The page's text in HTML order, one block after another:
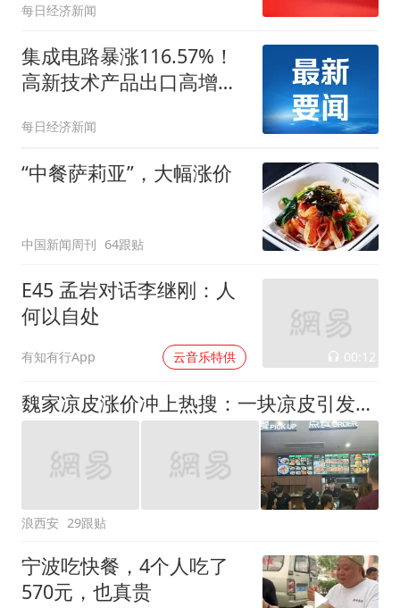
每日经济新闻
集成电路暴涨116.57%！
高新技术产品出口高增，
每日经济新闻
“中餐萨莉亚”，大幅涨价
中国新闻周刊 64跟贴
E45 孟岩对话李继刚：人
何以自处
有知有行App 云音乐特供 00:12
魏家凉皮涨价冲上热搜：一块凉皮引发的争论，西安食客该怎么选？
浪西安 29跟贴
宁波吃快餐，4个人吃了
570元，也真贵